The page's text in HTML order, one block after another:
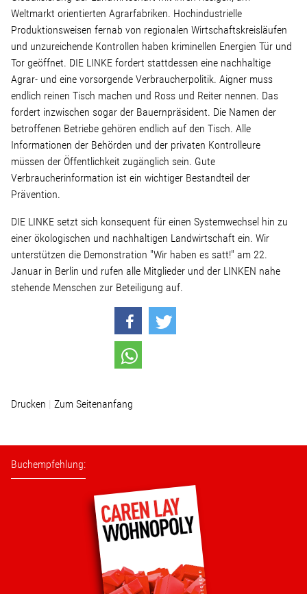
Termine
Stellenangebot
Kontakt
Team
Transparenz
Über mich
Lebenslauf
Wohnopoly
Bestellen
Weltmarkt orientierten Agrarfabriken. Hochindustrielle
Produktionsweisen fernab von regionalen Wirtschaftskreisläufen
und unzureichende Kontrollen haben kriminellen Energien Tür und
Tor geöffnet. DIE LINKE fordert stattdessen eine nachhaltige
Agrar- und eine vorsorgende Verbraucherpolitik. Aigner muss
endlich reinen Tisch machen und Ross und Reiter nennen. Das
fordert inzwischen sogar der Bauernpräsident. Die Namen der
betroffenen Betriebe gehören endlich auf den Tisch. Alle
Informationen der Behörden und der privaten Kontrolleure
müssen der Öffentlichkeit zugänglich sein. Gute
Verbraucherinformation ist ein wichtiger Bestandteil der
Prävention.
DIE LINKE setzt sich konsequent für einen Systemwechsel hin zu
einer ökologischen und nachhaltigen Landwirtschaft ein. Wir
unterstützen die Demonstration "Wir haben es satt!" am 22.
Januar in Berlin und rufen alle Mitglieder und der LINKEN nahe
stehende Menschen zur Beteiligung auf.
Drucken Zum Seitenanfang
Buchempfehlung: